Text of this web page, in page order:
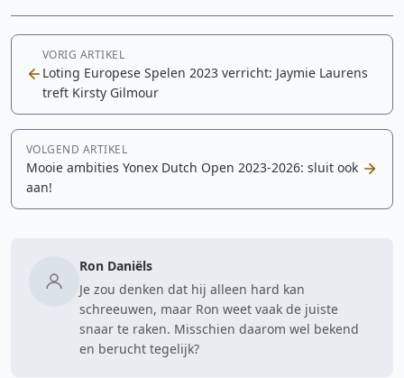
VORIG ARTIKEL
Loting Europese Spelen 2023 verricht: Jaymie Laurens
treft Kirsty Gilmour
VOLGEND ARTIKEL
Mooie ambities Yonex Dutch Open 2023-2026: sluit ook
aan!
Ron Daniëls
Je zou denken dat hij alleen hard kan
schreeuwen, maar Ron weet vaak de juiste
snaar te raken. Misschien daarom wel bekend
en berucht tegelijk?